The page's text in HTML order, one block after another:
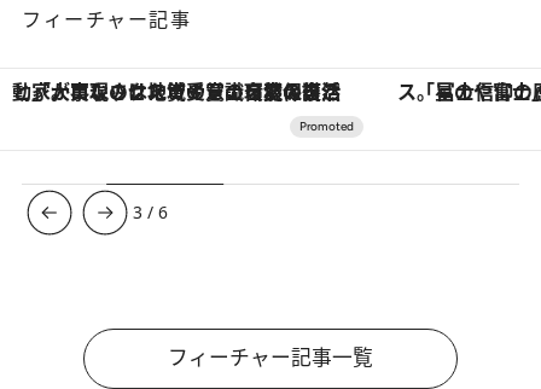
フィーチャー記事
「星のや富士」でデジタルデトックス。冨士信仰の歴史を辿り、心身を調える。 ヴァシュロン・コンスタンタ
3 /6
フィーチャー記事一覧